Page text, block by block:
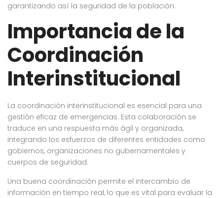
garantizando así la seguridad de la población.
Importancia de la
Coordinación
Interinstitucional
La coordinación interinstitucional es esencial para una
gestión eficaz de emergencias. Esta colaboración se
traduce en una respuesta más ágil y organizada,
integrando los esfuerzos de diferentes entidades como
gobiernos, organizaciones no gubernamentales y
cuerpos de seguridad.
Una buena coordinación permite el intercambio de
información en tiempo real, lo que es vital para evaluar la